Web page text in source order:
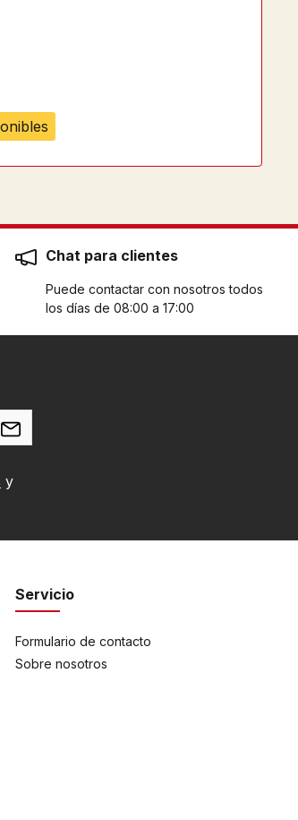
Chat para clientes
Puede contactar con nosotros todos
los días de 08:00 a 17:00
y
Servicio
Formulario de contacto
Sobre nosotros